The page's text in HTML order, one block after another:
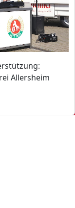
Allersheim